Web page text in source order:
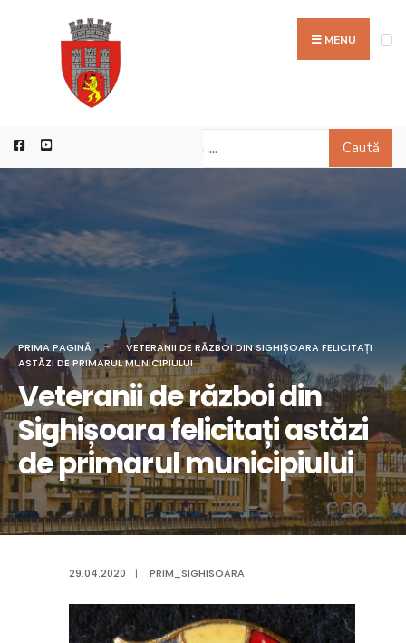
MENU
Caută
PRIMA PAGINĂ
VETERANII DE RĂZBOI DIN SIGHIȘOARA FELICITAȚI
ASTĂZI DE PRIMARUL MUNICIPIULUI
Veteranii de război din
Sighișoara felicitați astăzi
de primarul municipiului
29.04.2020 | PRIM_SIGHISOARA